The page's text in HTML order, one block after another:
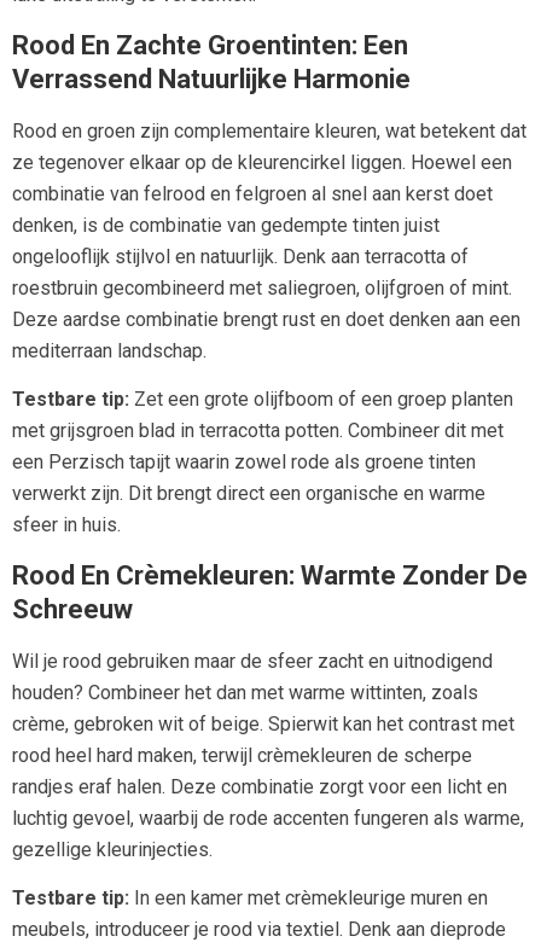
Rood En Zachte Groentinten: Een
Verrassend Natuurlijke Harmonie
Rood en groen zijn complementaire kleuren, wat betekent dat
ze tegenover elkaar op de kleurencirkel liggen. Hoewel een
combinatie van felrood en felgroen al snel aan kerst doet
denken, is de combinatie van gedempte tinten juist
ongelooflijk stijlvol en natuurlijk. Denk aan terracotta of
roestbruin gecombineerd met saliegroen, olijfgroen of mint.
Deze aardse combinatie brengt rust en doet denken aan een
mediterraan landschap.
Testbare tip: Zet een grote olijfboom of een groep planten
met grijsgroen blad in terracotta potten. Combineer dit met
een Perzisch tapijt waarin zowel rode als groene tinten
verwerkt zijn. Dit brengt direct een organische en warme
sfeer in huis.
Rood En Crèmekleuren: Warmte Zonder De
Schreeuw
Wil je rood gebruiken maar de sfeer zacht en uitnodigend
houden? Combineer het dan met warme wittinten, zoals
crème, gebroken wit of beige. Spierwit kan het contrast met
rood heel hard maken, terwijl crèmekleuren de scherpe
randjes eraf halen. Deze combinatie zorgt voor een licht en
luchtig gevoel, waarbij de rode accenten fungeren als warme,
gezellige kleurinjecties.
Testbare tip: In een kamer met crèmekleurige muren en
meubels, introduceer je rood via textiel. Denk aan dieprode